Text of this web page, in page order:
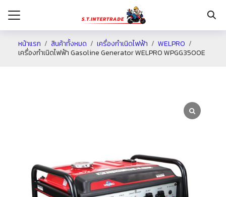
หน้าแรก สินค้าทั้งหมด เครื่องกำเนิดไฟฟ้า
WELPRO
เครื่องกำเนิดไฟฟ้า Gasoline Generator WELPRO WPGG3500E